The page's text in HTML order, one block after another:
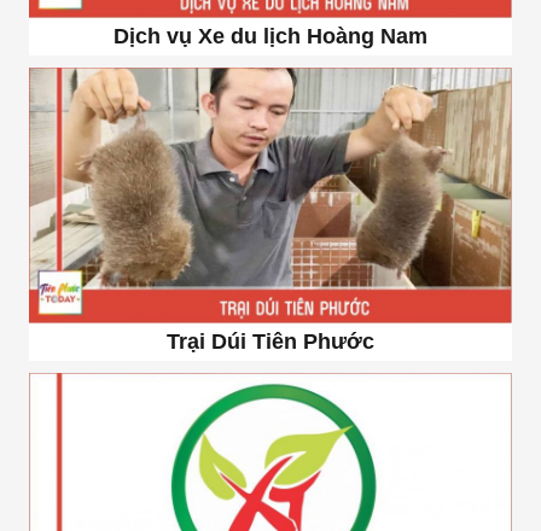
Dịch vụ Xe du lịch Hoàng Nam
Trại Dúi Tiên Phước